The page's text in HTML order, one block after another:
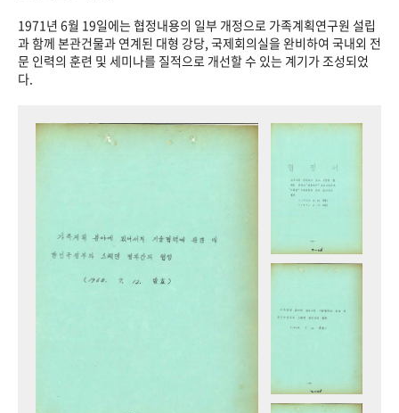
VR 역사관
1971년 6월 19일에는 협정내용의 일부 개정으로 가족계획연구원 설립
과 함께 본관건물과 연계된 대형 강당, 국제회의실을 완비하여 국내외 전
문 인력의 훈련 및 세미나를 질적으로 개선할 수 있는 계기가 조성되었
다.